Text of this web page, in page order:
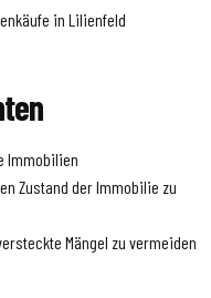
in Lilienfeld
Immobilien
Zustand der Immobilie zu
Mängel zu vermeiden